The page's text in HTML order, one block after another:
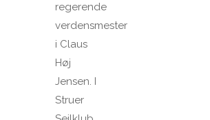
regerende
verdensmester
i Claus
Høj
Jensen. I
Struer